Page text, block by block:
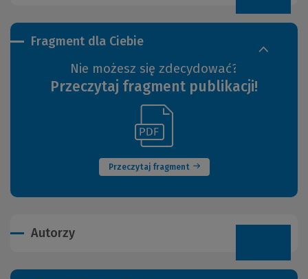
Fragment dla Ciebie
Nie możesz się zdecydować?
Przeczytaj fragment publikacji!
Przeczytaj fragment
(Nowe
okno)
innej
Autorzy